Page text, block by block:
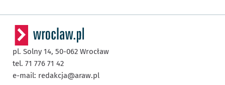
pl. Solny 14, 50-062 Wrocław
tel. 71 776 71 42
e-mail: redakcja@araw.pl